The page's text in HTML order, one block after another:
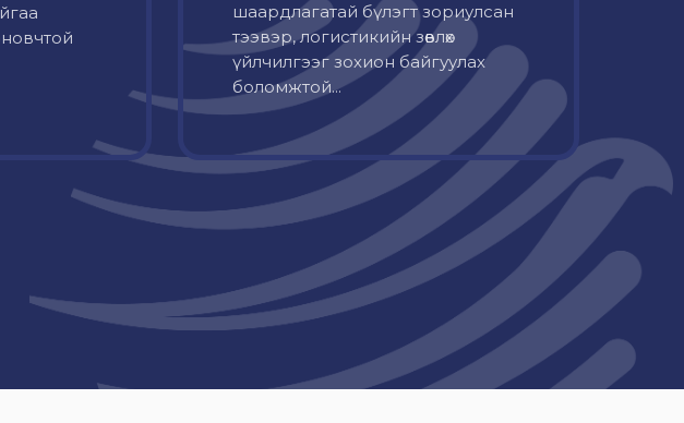
шаардлагатай бүлэгт зориулсан
тээвэр, логистикийн зөвлөх
үйлчилгээг зохион байгуулах
боломжтой...